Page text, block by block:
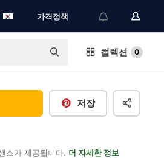
가격정책
컬렉션 0
저장
스가 제공됩니다. 더 자세한 정보